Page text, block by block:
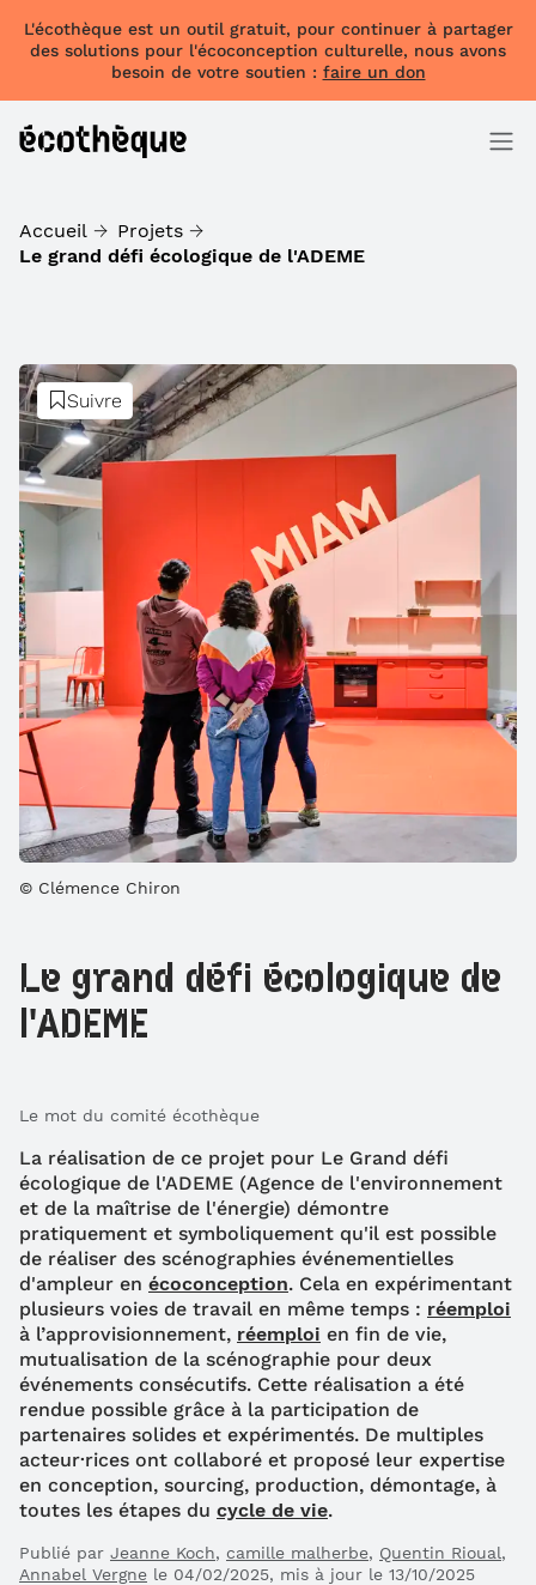
L'écothèque est un outil gratuit, pour continuer à partager
des solutions pour l'écoconception culturelle, nous avons
besoin de votre soutien : faire un don
Accueil
Projets
Le grand défi écologique de l'ADEME
Suivre
Clémence Chiron
Le grand défi écologique de
l'ADEME
Le mot du comité écothèque
La réalisation de ce projet pour Le Grand défi
écologique de l'ADEME (Agence de l'environnement
et de la maîtrise de l'énergie) démontre
pratiquement et symboliquement qu'il est possible
de réaliser des scénographies événementielles
d'ampleur en écoconception. Cela en expérimentant
plusieurs voies de travail en même temps : réemploi
à l’approvisionnement, réemploi en fin de vie,
mutualisation de la scénographie pour deux
événements consécutifs. Cette réalisation a été
rendue possible grâce à la participation de
partenaires solides et expérimentés. De multiples
acteur·rices ont collaboré et proposé leur expertise
en conception, sourcing, production, démontage, à
toutes les étapes du cycle de vie.
Publié par Jeanne Koch, camille malherbe, Quentin Rioual,
Annabel Vergne le 04/02/2025, mis à jour le 13/10/2025